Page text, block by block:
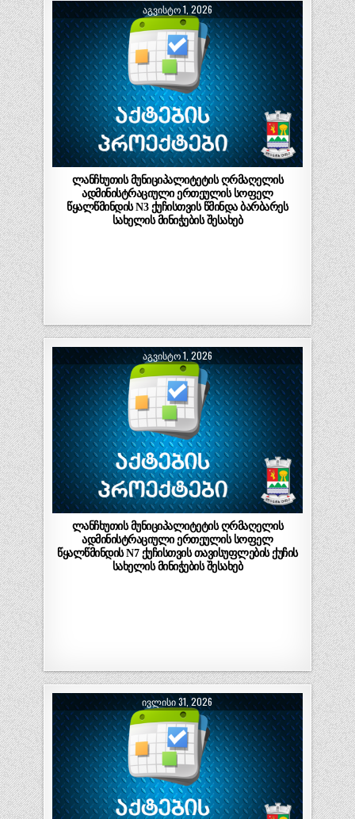
ᲐᲒᲕᲘᲡᲢᲝ 1, 2026
ლანჩხუთის მუნიციპალიტეტის ღრმაღელის
ადმინისტრაციული ერთეულის სოფელ
წყალწმინდის N3 ქუჩისთვის წმინდა ბარბარეს
სახელის მინიჭების შესახებ
ᲐᲒᲕᲘᲡᲢᲝ 1, 2026
ლანჩხუთის მუნიციპალიტეტის ღრმაღელის
ადმინისტრაციული ერთეულის სოფელ
წყალწმინდის N7 ქუჩისთვის თავისუფლების ქუჩის
სახელის მინიჭების შესახებ
ᲘᲕᲚᲘᲡᲘ 31, 2026